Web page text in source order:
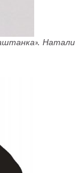
Натали